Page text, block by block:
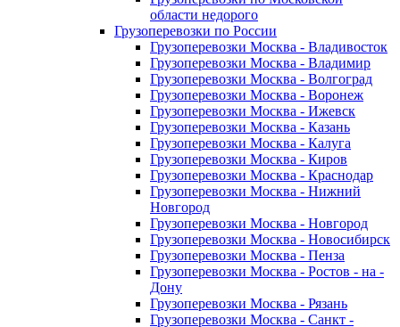
области недорого
Грузоперевозки по России
Грузоперевозки Москва - Владивосток
Грузоперевозки Москва - Владимир
Грузоперевозки Москва - Волгоград
Грузоперевозки Москва - Воронеж
Грузоперевозки Москва - Ижевск
Грузоперевозки Москва - Казань
Грузоперевозки Москва - Калуга
Грузоперевозки Москва - Киров
Грузоперевозки Москва - Краснодар
Грузоперевозки Москва - Нижний
Новгород
Грузоперевозки Москва - Новгород
Грузоперевозки Москва - Новосибирск
Грузоперевозки Москва - Пенза
Грузоперевозки Москва - Ростов - на -
Дону
Грузоперевозки Москва - Рязань
Грузоперевозки Москва - Санкт -